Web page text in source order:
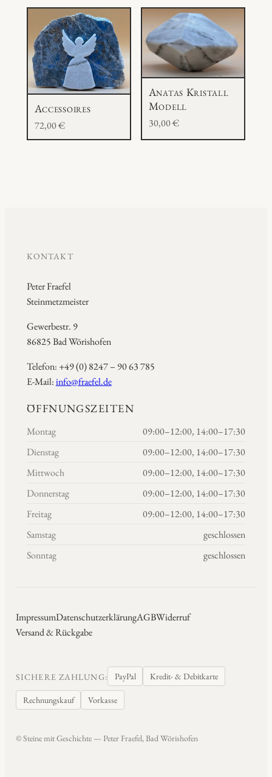
Accessoires
72,00€
Anatas Kristall
Modell
30,00€
KONTAKT
Peter Fraefel
Steinmetzmeister
Gewerbestr. 9
86825 Bad Wörishofen
Telefon: +49 (0) 8247 – 90 63 785
E-Mail:info@fraefel.de
ÖFFNUNGSZEITEN
Montag
09:00–12:00, 14:00–17:30
Dienstag
09:00–12:00, 14:00–17:30
Mittwoch
09:00–12:00, 14:00–17:30
Donnerstag
09:00–12:00, 14:00–17:30
Freitag
09:00–12:00, 14:00–17:30
Samstag
geschlossen
Sonntag
geschlossen
ImpressumDatenschutzerklärungAGBWiderruf
Versand & Rückgabe
SICHERE ZAHLUNG: PayPal Kredit- & Debitkarte
Rechnungskauf Vorkasse
© Steine mit Geschichte — Peter Fraefel, Bad Wörishofen